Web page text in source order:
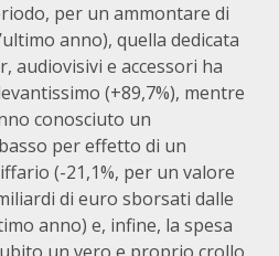
per un ammontare di
anno), quella dedicata
audiovisivi e accessori ha
(+89,7%), mentre
conosciuto un
per effetto di un
(-21,1%, per un valore
di euro sborsati dalle
anno) e, infine, la spesa